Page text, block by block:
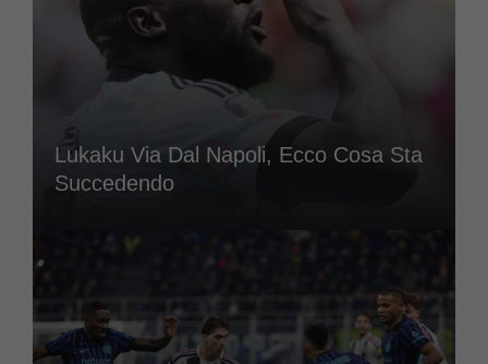
Lukaku Via Dal Napoli, Ecco Cosa Sta
Succedendo